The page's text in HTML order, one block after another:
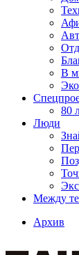
В
80
Люди
Между
Архив